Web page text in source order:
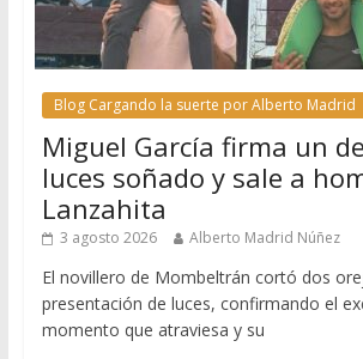
Blog Cargando la suerte por Alberto Madrid
Miguel García firma un
luces soñado y sale a
Lanzahita
3 agosto 2026 Alberto Madrid Núñez
El novillero de Mombeltrán cortó dos
presentación de luces, confirmando el
momento que atraviesa y su